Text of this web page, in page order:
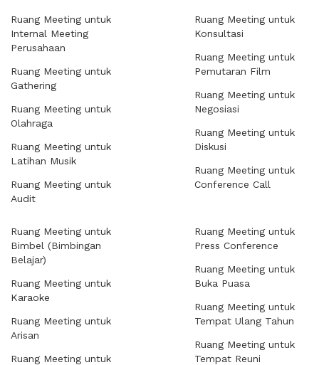
Ruang Meeting untuk
Internal Meeting
Perusahaan
Ruang Meeting untuk
Gathering
Ruang Meeting untuk
Olahraga
Ruang Meeting untuk
Latihan Musik
Ruang Meeting untuk
Audit
Ruang Meeting untuk
Konsultasi
Ruang Meeting untuk
Pemutaran Film
Ruang Meeting untuk
Negosiasi
Ruang Meeting untuk
Diskusi
Ruang Meeting untuk
Conference Call
Ruang Meeting untuk
Bimbel (Bimbingan
Belajar)
Ruang Meeting untuk
Karaoke
Ruang Meeting untuk
Arisan
Ruang Meeting untuk
Ruang Meeting untuk
Press Conference
Ruang Meeting untuk
Buka Puasa
Ruang Meeting untuk
Tempat Ulang Tahun
Ruang Meeting untuk
Tempat Reuni